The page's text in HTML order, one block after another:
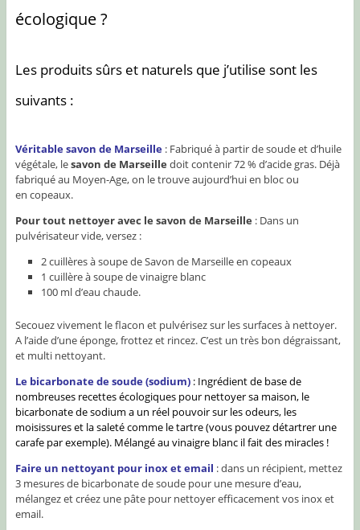
écologique ?
Les produits sûrs et naturels que j’utilise sont les
suivants :
Véritable savon de Marseille: Fabriqué à partir de soude et d’huile
végétale, lesavon de Marseille doit contenir 72 % d’acide gras. Déjà
fabriqué au Moyen-Age, on le trouve aujourd’hui en bloc ou
en copeaux.
Pour tout nettoyer avec le savon de Marseille : Dans un
pulvérisateur vide, versez :
2 cuillères à soupe de Savon de Marseille en copeaux
1 cuillère à soupe de vinaigre blanc
100 ml d’eau chaude.
Secouez vivement le flacon et pulvérisez sur les surfaces à nettoyer.
A l’aide d’une éponge, frottez et rincez. C’est un très bon dégraissant,
et multi nettoyant.
Le bicarbonate de soude (sodium) : Ingrédient de base de
nombreuses recettes écologiques pour nettoyer sa maison, le
bicarbonate de sodium a un réel pouvoir sur les odeurs, les
moisissures et la saleté comme le tartre (vous pouvez détartrer une
carafe par exemple). Mélangé au vinaigre blanc il fait des miracles !
Faire un nettoyant pour inox et email : dans un récipient, mettez
3 mesures de bicarbonate de soude pour une mesure d’eau,
mélangez et créez une pâte pour nettoyer efficacement vos inox et
email.